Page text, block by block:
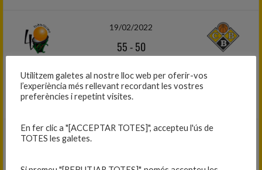
19/02/2022
55-50
Fase Regular - Grup 3
C.B.U. LLORET — C.B. BLANES
06/03/2022
Utilitzem galetes al nostre lloc web per oferir-vos
l’experiència més rellevant recordant les vostres
preferències i repetint visites.
En fer clic a "[ACCEPTAR TOTES]", accepteu l'ús de
TOTES les galetes.